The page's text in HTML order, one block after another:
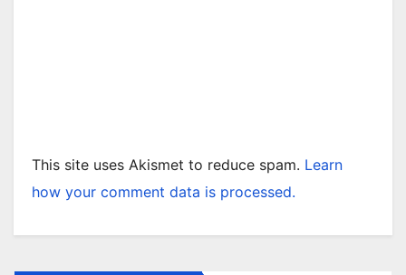
This site uses Akismet to reduce spam. Learn
how your comment data is processed.